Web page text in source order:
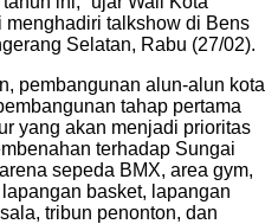
menghadiri talkshow di Bens
Selatan, Rabu (27/02).
pembangunan alun-alun kota
tahap pertama
yang akan menjadi prioritas
terhadap Sungai
sepeda BMX, area gym,
basket, lapangan
tribun penonton, dan